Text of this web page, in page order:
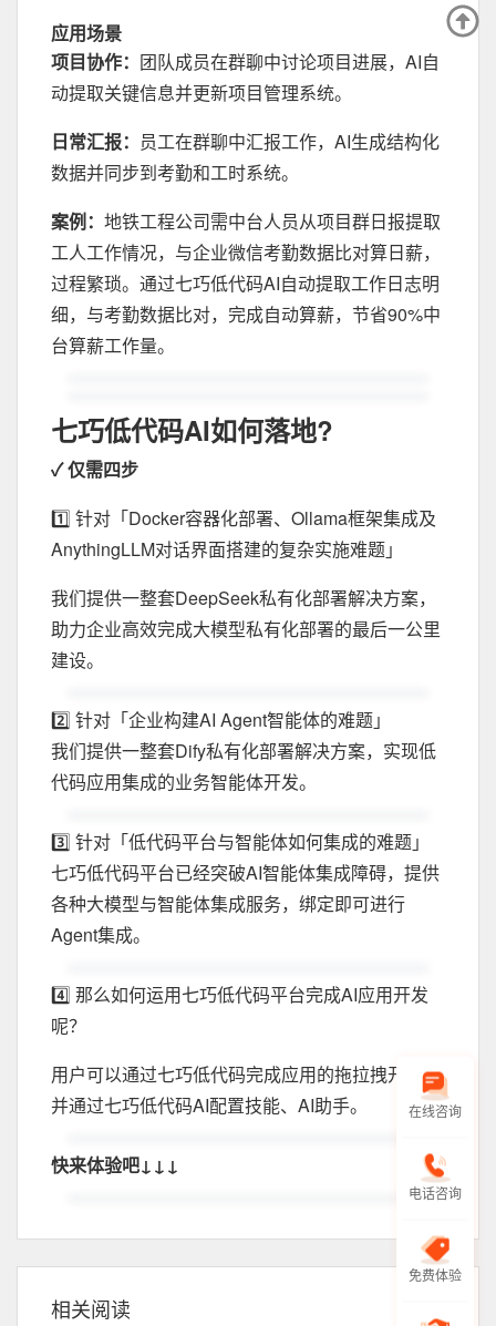
应用场景
项目协作： 团队成员在群聊中讨论项目进展，AI自
动提取关键信息并更新项目管理系统。
日常汇报： 员工在群聊中汇报工作，AI生成结构化
数据并同步到考勤和工时系统。
案例： 地铁工程公司需中台人员从项目群日报提取
工人工作情况，与企业微信考勤数据比对算日薪，
过程繁琐。通过七巧低代码AI自动提取工作日志明
细，与考勤数据比对，完成自动算薪，节省90%中
台算薪工作量。
七巧低代码AI如何落地?
✓ 仅需四步
1️⃣ 针对「Docker容器化部署、Ollama框架集成及
AnythingLLM对话界面搭建的复杂实施难题」
我们提供一整套DeepSeek私有化部署解决方案，
助力企业高效完成大模型私有化部署的最后一公里
建设。
2️⃣ 针对「企业构建AI Agent智能体的难题」
我们提供一整套Dify私有化部署解决方案，实现低
代码应用集成的业务智能体开发。
3️⃣ 针对「低代码平台与智能体如何集成的难题」
七巧低代码平台已经突破AI智能体集成障碍，提供
各种大模型与智能体集成服务，绑定即可进行
Agent集成。
4️⃣ 那么如何运用七巧低代码平台完成AI应用开发
呢？
用户可以通过七巧低代码完成应用的拖拉拽开发，
并通过七巧低代码AI配置技能、AI助手。
快来体验吧↓↓↓
相关阅读
在线咨询
电话咨询
免费体验